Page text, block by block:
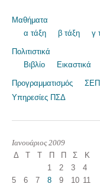
Μαθήματα
α τάξη
β τάξη γ
Πολιτιστικά
Βιβλίο
Εικαστικά
Προγραμματισμός ΣΕΠ
Υπηρεσίες ΠΣΔ
Ιανουάριος 2009
Δ Τ Τ Π Π Σ
Κ
1
2 3
4
5
6 7 8 9 10 11